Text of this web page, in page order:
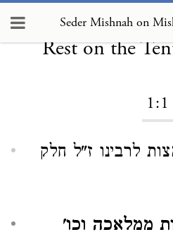
Seder Mishnah
Rest on the
1:1
לרבינו ז"ל חלק
ממלאכה וכו'